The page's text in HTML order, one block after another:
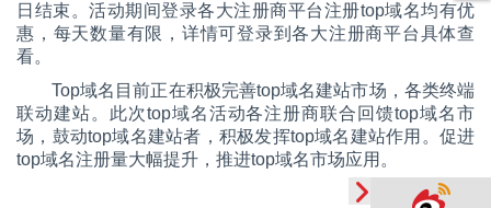
日结束。活动期间登录各大注册商平台注册top域名均有优
惠，每天数量有限，详情可登录到各大注册商平台具体查
看。
Top域名目前正在积极完善top域名建站市场，各类终端
联动建站。此次top域名活动各注册商联合回馈top域名市
场，鼓动top域名建站者，积极发挥top域名建站作用。促进
top域名注册量大幅提升，推进top域名市场应用。